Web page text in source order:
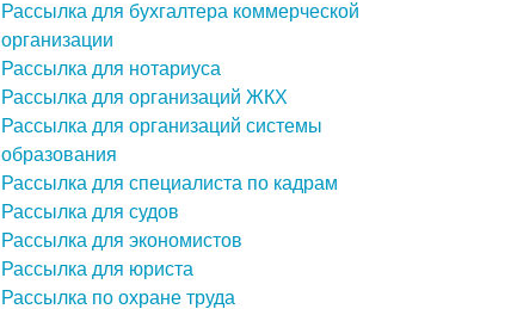
Рассылка для бухгалтера коммерческой
организации
Рассылка для нотариуса
Рассылка для организаций ЖКХ
Рассылка для организаций системы
образования
Рассылка для специалиста по кадрам
Рассылка для судов
Рассылка для экономистов
Рассылка для юриста
Рассылка по охране труда